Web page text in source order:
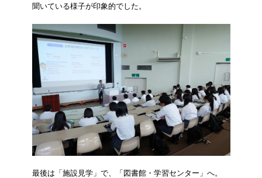
聞いている様子が印象的でした。
最後は「施設見学」で、「図書館・学習センター」へ。